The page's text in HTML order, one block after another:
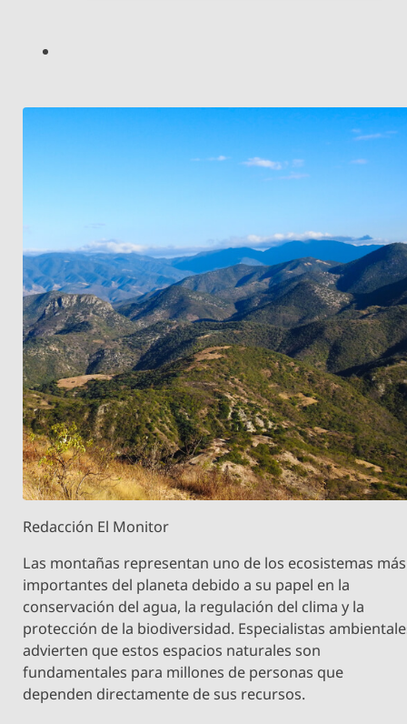
Redacción El Monitor
Las montañas representan uno de los ecosistemas más
importantes del planeta debido a su papel en la
conservación del agua, la regulación del clima y la
protección de la biodiversidad. Especialistas
advierten que estos espacios naturales son
fundamentales para millones de personas que
dependen directamente de sus recursos.